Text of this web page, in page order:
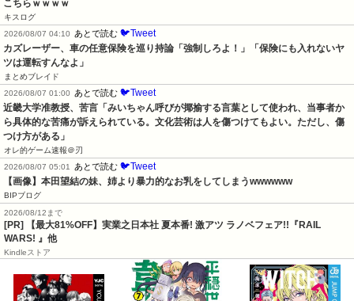
こちらｗｗｗｗ
キスログ
2026/08/07 04:10
あとで読む 🐦Tweet
カズレーザー、車の任意保険を巡り持論「強制しろよ！」「保険にも入れないヤ
ツは運転すんなよ」
まとめブレイド
2026/08/07 01:00
あとで読む 🐦Tweet
近畿大学准教授、苦言「みいちゃん呼びが揶揄する言葉として使われ、当事者か
ら具体的な苦痛が訴えられている。文化芸術は人を傷つけてもよい。ただし、傷
つけ方がある」
オレ的ゲーム速報＠刃
2026/08/07 05:01
あとで読む 🐦Tweet
【画像】本田望結の妹、姉より暴力的なお乳をしてしまうwwwwww
BIPブログ
2026/08/12まで
[PR] 【最大81%OFF】実業之日本社 夏本番! 激アツ ラノベフェア!!『RAIL
WARS! 』他
Kindleストア